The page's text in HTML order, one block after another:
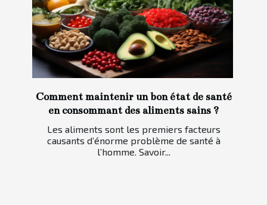
Comment maintenir un bon état de santé
en consommant des aliments sains ?
Les aliments sont les premiers facteurs
causants d’énorme problème de santé à
l’homme. Savoir...